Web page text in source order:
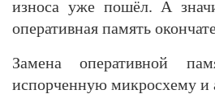
износа уже пошёл. А
оперативная память
Замена оперативной
испорченную микросхему и